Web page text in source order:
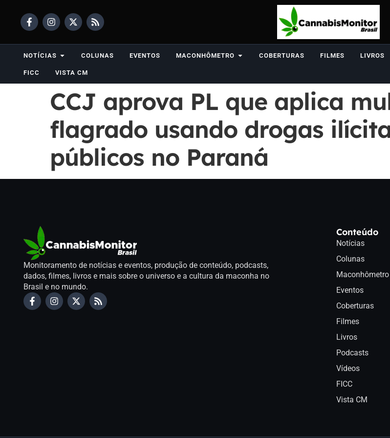
NOTÍCIAS COLUNAS EVENTOS MACONHÔMETRO COBERTURAS FILMES LIVROS
FICC VISTA CM
CCJ aprova PL que aplica
flagrado usando drogas
públicos no Paraná
Monitoramento de notícias e eventos, produção de conteúdo, podcasts,
dados, filmes, livros e mais sobre o universo e a cultura da maconha no
Brasil e no mundo.
Conteúdo
Notícias
Colunas
Maconhômetro
Eventos
Coberturas
Filmes
Livros
Podcasts
Vídeos
FICC
Vista CM